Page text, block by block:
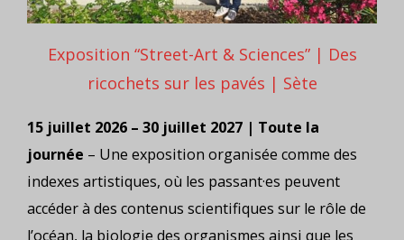
Exposition “Street-Art & Sciences” | Des
ricochets sur les pavés | Sète
15 juillet 2026 – 30 juillet 2027 | Toute la
journée – Une exposition organisée comme des
indexes artistiques, où les passant·es peuvent
accéder à des contenus scientifiques sur le rôle de
l’océan, la biologie des organismes ainsi que les